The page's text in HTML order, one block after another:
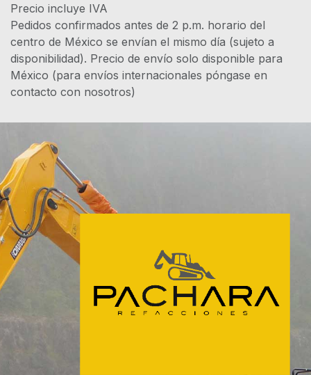
Precio incluye IVA
Pedidos confirmados antes de 2 p.m. horario del
centro de México se envían el mismo día (sujeto a
disponibilidad). Precio de envío solo disponible para
México (para envíos internacionales póngase en
contacto con nosotros)